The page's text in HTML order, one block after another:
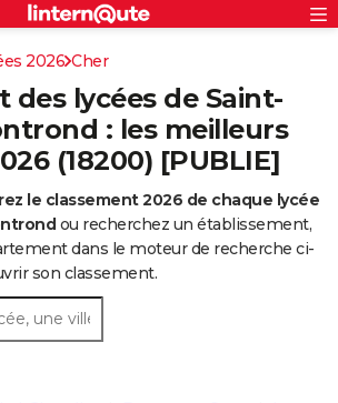
S'inscrire
Connexion
2026 Cher
des lycées de Saint-
: les meilleurs
(18200) [PUBLIE]
le classement 2026 de chaque lycée
ou recherchez un établissement,
dans le moteur de recherche ci-
son classement.